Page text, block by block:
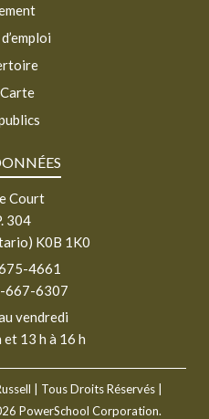
Court
304
K0B 1K0
4661
667-6307
vendredi
et 13 h à 16 h
| Tous Droits Réservés |
PowerSchool Corporation.